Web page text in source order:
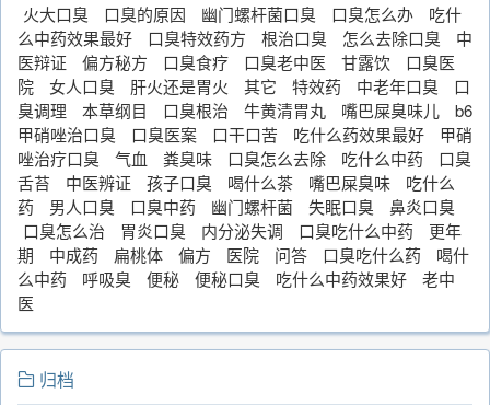
火大口臭 口臭的原因 幽门螺杆菌口臭 口臭怎么办
吃什
么中药效果最好
口臭特效药方 根治口臭 怎么去除口臭
中
医辩证
偏方秘方 口臭食疗 口臭老中医 甘露饮
口臭医
院
女人口臭 肝火还是胃火 其它 特效药 中老年口臭
口
臭调理
本草纲目 口臭根治 牛黄清胃丸 嘴巴屎臭味儿
b6
甲硝唑治口臭
口臭医案 口干口苦 吃什么药效果最好
甲硝
唑治疗口臭
气血 粪臭味 口臭怎么去除 吃什么中药
口臭
舌苔
中医辨证 孩子口臭 喝什么茶 嘴巴屎臭味
吃什么
药
男人口臭 口臭中药 幽门螺杆菌 失眠口臭
鼻炎口臭
口臭怎么治
胃炎口臭 内分泌失调 口臭吃什么中药
更年
期
中成药 扁桃体 偏方 医院 问答 口臭吃什么药
喝什
么中药
呼吸臭 便秘 便秘口臭 吃什么中药效果好
老中
医
归档